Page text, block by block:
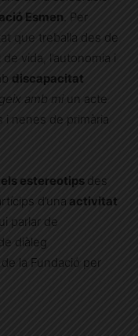
Esmen. Per
que treballa des de
vida, l’autonomia i
discapacitat
amb mi un acte
i nenes de primària
estereotips des
d’una activitat
parlar de
diàleg
la Fundació per